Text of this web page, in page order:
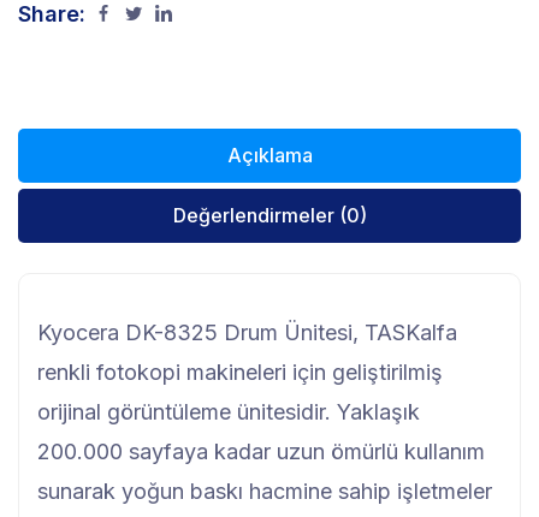
Share:
Açıklama
Değerlendirmeler (0)
Kyocera DK-8325 Drum Ünitesi, TASKalfa
renkli fotokopi makineleri için geliştirilmiş
orijinal görüntüleme ünitesidir. Yaklaşık
200.000 sayfaya kadar uzun ömürlü kullanım
sunarak yoğun baskı hacmine sahip işletmeler